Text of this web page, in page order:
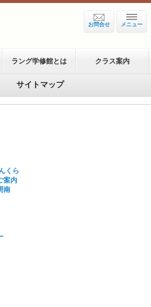
メニュー
お問合せ
ラング学修館とは クラス案内
サイトマップ
くら
案内
南